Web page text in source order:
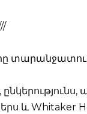
տարանջատում
և Whitaker